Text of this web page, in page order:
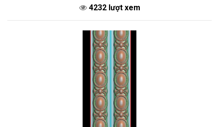
4232 lượt xem